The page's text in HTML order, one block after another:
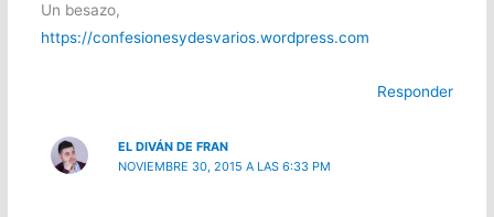
Un besazo,
https://confesionesydesvarios.wordpress.com
Responder
EL DIVÁN DE FRAN
NOVIEMBRE 30, 2015 A LAS 6:33 PM